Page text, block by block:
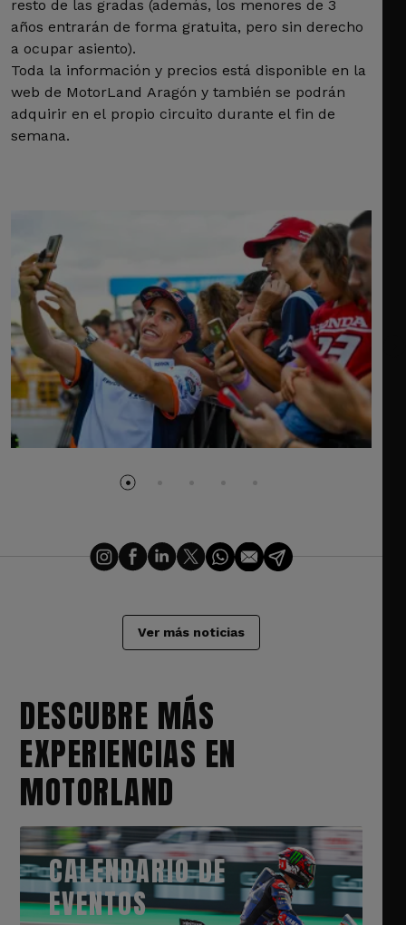
resto de las gradas (además, los menores de 3
años entrarán de forma gratuita, pero sin derecho
a ocupar asiento).
Toda la información y precios está disponible en la
web de MotorLand Aragón y también se podrán
adquirir en el propio circuito durante el fin de
semana.
Ver más noticias
DESCUBRE MÁS
EXPERIENCIAS EN
MOTORLAND
CALENDARIO DE
EVENTOS